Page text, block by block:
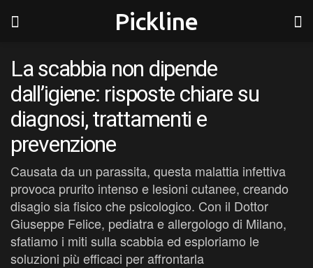
Pickline
La scabbia non dipende
dall’igiene: risposte chiare su
diagnosi, trattamenti e
prevenzione
Causata da un parassita, questa malattia infettiva
provoca prurito intenso e lesioni cutanee, creando
disagio sia fisico che psicologico. Con il Dottor
Giuseppe Felice, pediatra e allergologo di Milano,
sfatiamo i miti sulla scabbia ed esploriamo le
soluzioni più efficaci per affrontarla